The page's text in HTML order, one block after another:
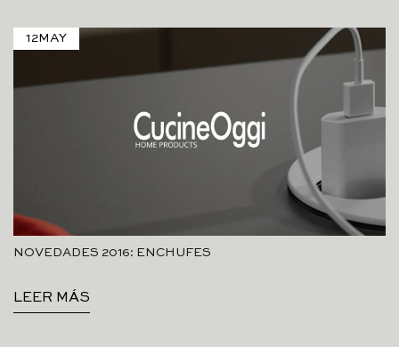
NOVEDADES 2016: ENCHUFES
LEER MÁS
12 MAY